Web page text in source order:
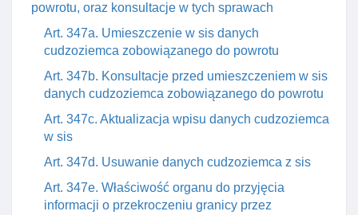
powrotu, oraz konsultacje w tych sprawach
Art. 347a. Umieszczenie w sis danych
cudzoziemca zobowiązanego do powrotu
Art. 347b. Konsultacje przed umieszczeniem w sis
danych cudzoziemca zobowiązanego do powrotu
Art. 347c. Aktualizacja wpisu danych cudzoziemca
w sis
Art. 347d. Usuwanie danych cudzoziemca z sis
Art. 347e. Właściwość organu do przyjęcia
informacji o przekroczeniu granicy przez